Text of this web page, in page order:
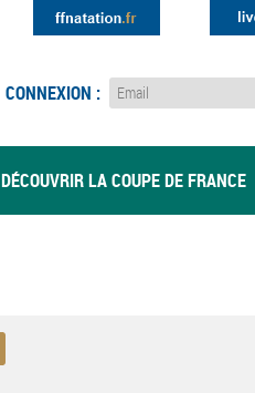
CONNEXION :
DÉCOUVRIR LA COUPE DE FRANCE